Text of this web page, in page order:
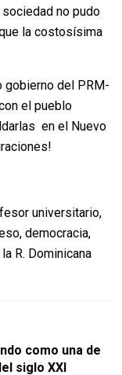
no pudo
la costosísima
gobierno del PRM-
el pueblo
en el Nuevo
universitario,
democracia,
R. Dominicana
como una de
siglo XXI